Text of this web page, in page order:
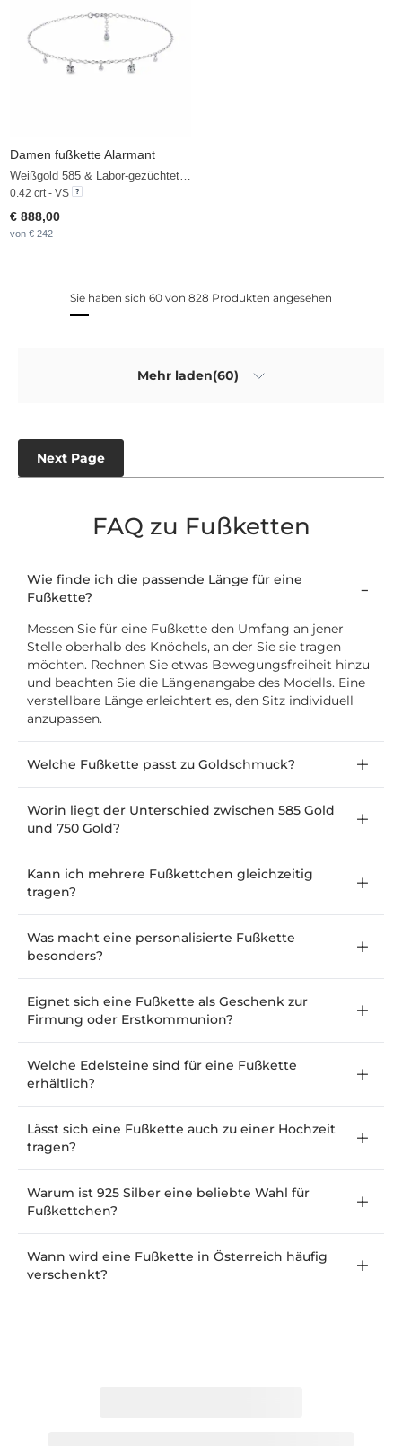
Damen fußkette Alarmant
0.42 crt - VS
€ 888,00
von € 242
Sie haben sich 60 von 828 Produkten angesehen
Mehr laden(60)
Next Page
FAQ zu Fußketten
Wie finde ich die passende Länge für eine
Fußkette?
Messen Sie für eine Fußkette den Umfang an jener
Stelle oberhalb des Knöchels, an der Sie sie tragen
möchten. Rechnen Sie etwas Bewegungsfreiheit hinzu
und beachten Sie die Längenangabe des Modells. Eine
verstellbare Länge erleichtert es, den Sitz individuell
anzupassen.
Welche Fußkette passt zu Goldschmuck?
Worin liegt der Unterschied zwischen 585 Gold
und 750 Gold?
Kann ich mehrere Fußkettchen gleichzeitig
tragen?
Was macht eine personalisierte Fußkette
besonders?
Eignet sich eine Fußkette als Geschenk zur
Firmung oder Erstkommunion?
Welche Edelsteine sind für eine Fußkette
erhältlich?
Lässt sich eine Fußkette auch zu einer Hochzeit
tragen?
Warum ist 925 Silber eine beliebte Wahl für
Fußkettchen?
Wann wird eine Fußkette in Österreich häufig
verschenkt?